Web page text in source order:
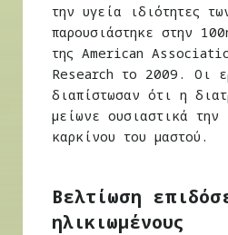
την υγεία ιδιότητες
παρουσιάστηκε στην
της American
Research το 2009. Οι
διαπίστωσαν ότι η
μείωνε ουσιαστικά την
καρκίνου του μαστού.
Βελτίωση
ηλικιωμένους